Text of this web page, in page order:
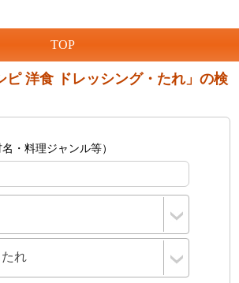
TOP
ピ 洋食 ドレッシング・たれ」の検
・料理ジャンル等）